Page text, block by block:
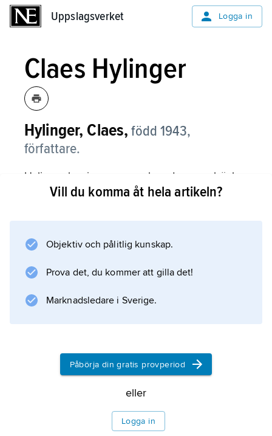
Uppslagsverket Logga in
Claes Hylinger
Hylinger, Claes, född 1943,
författare.
Hylinger har i romaner och andra prosaböcker
utvecklat en stilkonst med vilken vardagslivets
böcker som
(1972),
(1975),
Litteraturanvisning
Vill du komma åt hela artikeln?
Objektiv och pålitlig kunskap.
Prova det, du kommer att gilla det!
Marknadsledare i Sverige.
Påbörja din gratis provperiod
eller
Logga in